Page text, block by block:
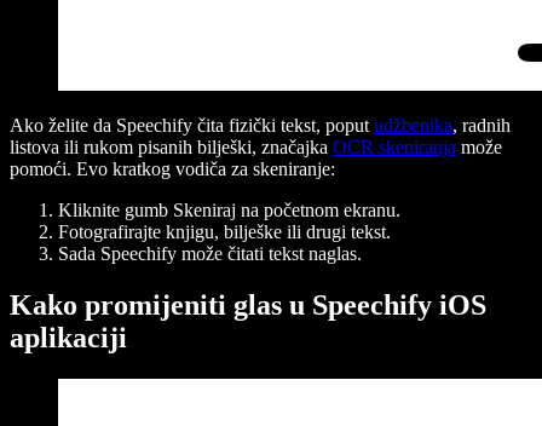
Ako želite da Speechify čita fizički tekst, poput udžbenika, radnih
listova ili rukom pisanih bilješki, značajka OCR skeniranja može
pomoći. Evo kratkog vodiča za skeniranje:
Kliknite gumb Skeniraj na početnom ekranu.
Fotografirajte knjigu, bilješke ili drugi tekst.
Sada Speechify može čitati tekst naglas.
Kako promijeniti glas u Speechify iOS
aplikaciji